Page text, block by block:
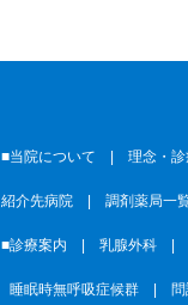
■当院について |理念・
紹介先病院 |調剤薬局一
■診療案内 |乳腺外科
■睡眠時無呼吸症候群 |問